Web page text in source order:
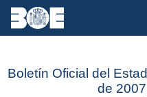
Boletín Oficial del
de